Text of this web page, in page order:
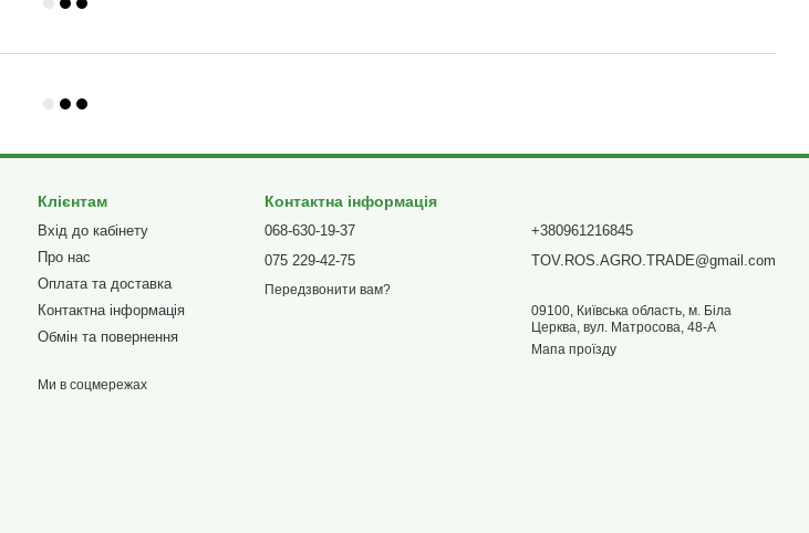
Клієнтам
Вхід до кабінету
Про нас
Оплата та доставка
Контактна інформація
Обмін та повернення
Ми в соцмережах
Контактна інформація
068-630-19-37
075 229-42-75
Передзвонити вам?
+380961216845
TOV.ROS.AGRO.TRADE@gmail.com
09100, Київська область, м. Біла
Церква, вул. Матросова, 48-А
Мапа проїзду